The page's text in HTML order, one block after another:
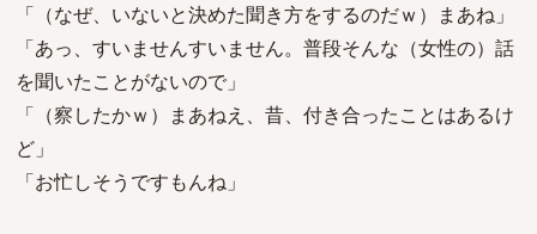
「（なぜ、いないと決めた聞き方をするのだｗ）まあね」
「あっ、すいませんすいません。普段そんな（女性の）話
を聞いたことがないので」
「（察したかｗ）まあねえ、昔、付き合ったことはあるけ
ど」
「お忙しそうですもんね」